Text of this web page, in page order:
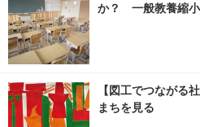
か？ 一般教養縮小
【図工でつながる
まちを見る